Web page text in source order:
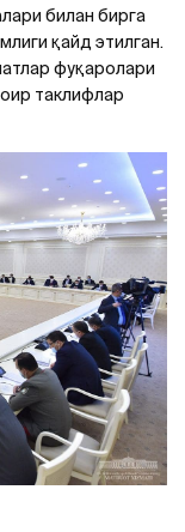
билан бирга
қайд этилган.
фуқаролари
таклифлар